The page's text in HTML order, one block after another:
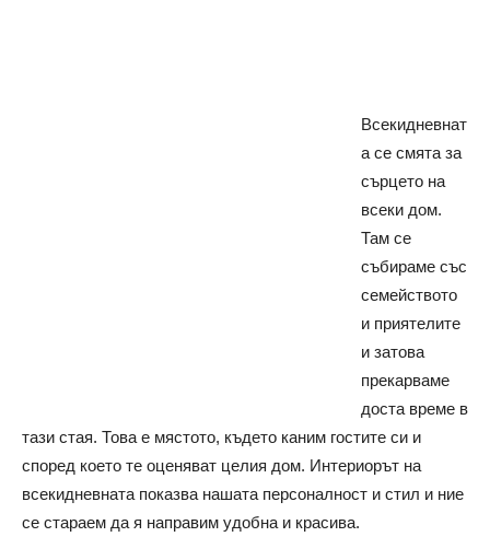
Всекидневнат
а се смята за
сърцето на
всеки дом.
Там се
събираме със
семейството
и приятелите
и затова
прекарваме
доста време в
тази стая. Това е мястото, където каним гостите си и
според което те оценяват целия дом. Интериорът на
всекидневната показва нашата персоналност и стил и ние
се стараем да я направим удобна и красива.